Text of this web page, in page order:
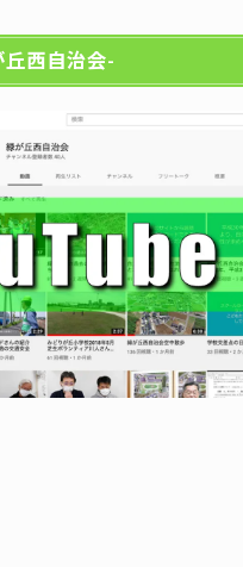
西自治会-